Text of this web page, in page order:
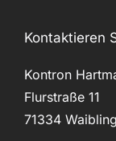
Kontaktieren
Kontron
Flurstraße 11
71334